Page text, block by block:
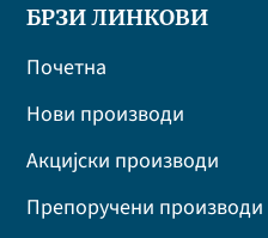
БРЗИ ЛИНКОВИ
Почетна
Нови производи
Акцијски производи
Препоручени производи